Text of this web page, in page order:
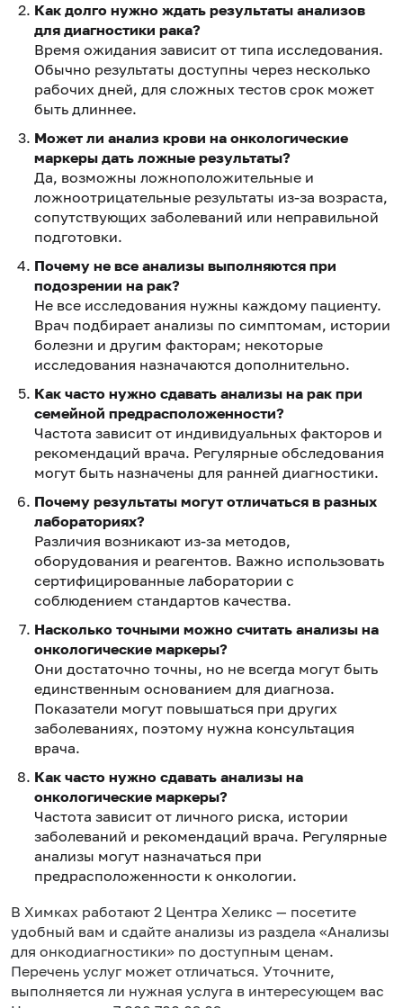
Как долго нужно ждать результаты анализов
для диагностики рака?
Время ожидания зависит от типа исследования.
Обычно результаты доступны через несколько
рабочих дней, для сложных тестов срок может
быть длиннее.
Может ли анализ крови на онкологические
маркеры дать ложные результаты?
Да, возможны ложноположительные и
ложноотрицательные результаты из-за возраста,
сопутствующих заболеваний или неправильной
подготовки.
Почему не все анализы выполняются при
подозрении на рак?
Не все исследования нужны каждому пациенту.
Врач подбирает анализы по симптомам, истории
болезни и другим факторам; некоторые
исследования назначаются дополнительно.
Как часто нужно сдавать анализы на рак при
семейной предрасположенности?
Частота зависит от индивидуальных факторов и
рекомендаций врача. Регулярные обследования
могут быть назначены для ранней диагностики.
Почему результаты могут отличаться в разных
лабораториях?
Различия возникают из-за методов,
оборудования и реагентов. Важно использовать
сертифицированные лаборатории с
соблюдением стандартов качества.
Насколько точными можно считать анализы на
онкологические маркеры?
Они достаточно точны, но не всегда могут быть
единственным основанием для диагноза.
Показатели могут повышаться при других
заболеваниях, поэтому нужна консультация
врача.
Как часто нужно сдавать анализы на
онкологические маркеры?
Частота зависит от личного риска, истории
заболеваний и рекомендаций врача. Регулярные
анализы могут назначаться при
предрасположенности к онкологии.
в Химках работают 2 Центра Хеликс — посетите
удобный вам и сдайте анализы из раздела «Анализы
для онкодиагностики» по доступным ценам.
Перечень услуг может отличаться. Уточните,
выполняется ли нужная услуга в интересующем вас